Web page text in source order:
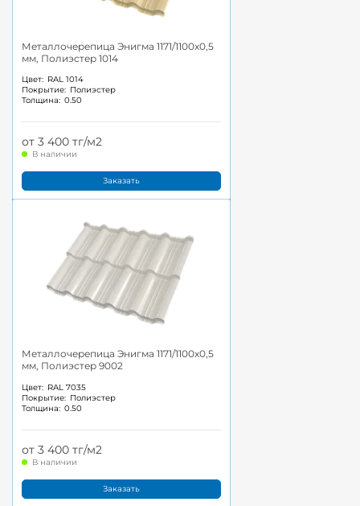
Металлочерепица Энигма 1171/1100x0,5
мм, Полиэстер 1014
Цвет: RAL 1014
Покрытие: Полиэстер
Толщина: 0.50
от 3 400 тг/м2
В наличии
Заказать
Металлочерепица Энигма 1171/1100x0,5
мм, Полиэстер 9002
Цвет: RAL 7035
Покрытие: Полиэстер
Толщина: 0.50
от 3 400 тг/м2
В наличии
Заказать